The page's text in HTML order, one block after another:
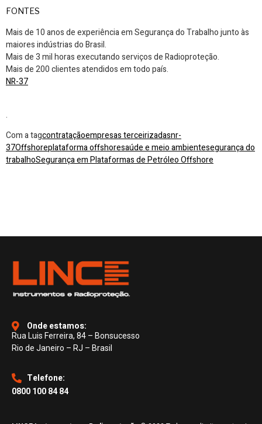
FONTES
Mais de 10 anos de experiência em Segurança do Trabalho junto às
maiores indústrias do Brasil.
Mais de 3 mil horas executando serviços de Radioproteção.
Mais de 200 clientes atendidos em todo país.
NR-37
.
Com a tagcontrataçãoempresas terceirizadasnr-
37Offshoreplataforma offshoresaúde e meio ambientesegurança do
trabalhoSegurança em Plataformas de Petróleo Offshore
Onde estamos:
Rua Luis Ferreira, 84 – Bonsucesso
Rio de Janeiro – RJ – Brasil
Telefone:
0800 100 84 84